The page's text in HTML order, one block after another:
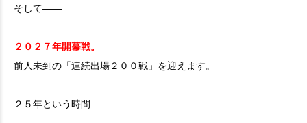
そして——
２０２７年開幕戦。
前人未到の「連続出場２００戦」を迎えます。
２５年という時間